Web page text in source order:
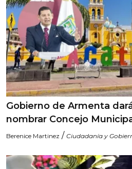
Gobierno de Armenta
nombrar Concejo
Berenice Martinez / Ciudadanía y